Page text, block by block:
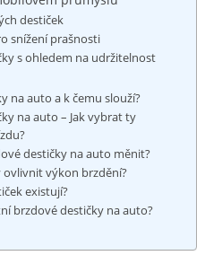
destiček
snížení prašnosti
s ohledem na ​udržitelnost
na auto a k čemu slouží?
na auto – Jak vybrat ty
destičky na auto měnit?
výkon brzdění?
existují?
brzdové destičky na auto?